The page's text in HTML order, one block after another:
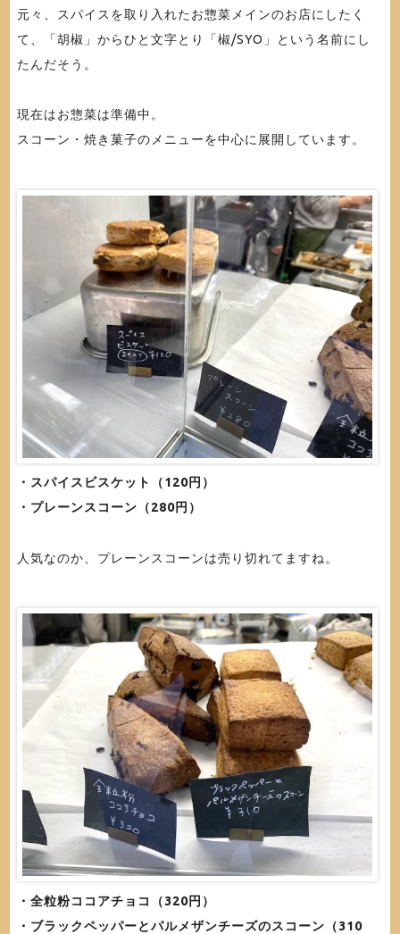
元々、スパイスを取り入れたお惣菜メインのお店にしたく
て、「胡椒」からひと文字とり「椒/SYO」という名前にし
たんだそう。
現在はお惣菜は準備中。
スコーン・焼き菓子のメニューを中心に展開しています。
・スパイスビスケット（120円）
・プレーンスコーン（280円）
人気なのか、プレーンスコーンは売り切れてますね。
・全粒粉ココアチョコ（320円）
・ブラックペッパーとパルメザンチーズのスコーン（310